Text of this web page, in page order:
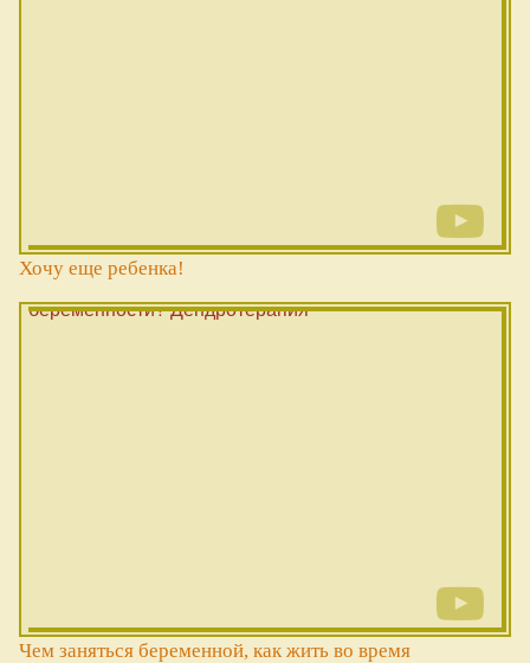
Хочу еще ребенка!
Чем заняться беременной, как жить во время